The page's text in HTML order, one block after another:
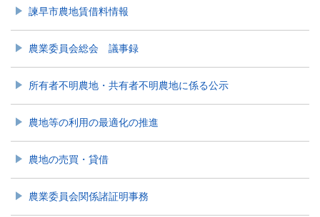
諫早市農地賃借料情報
農業委員会総会 議事録
所有者不明農地・共有者不明農地に係る公示
農地等の利用の最適化の推進
農地の売買・貸借
農業委員会関係諸証明事務